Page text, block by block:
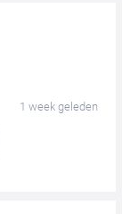
1 week geleden